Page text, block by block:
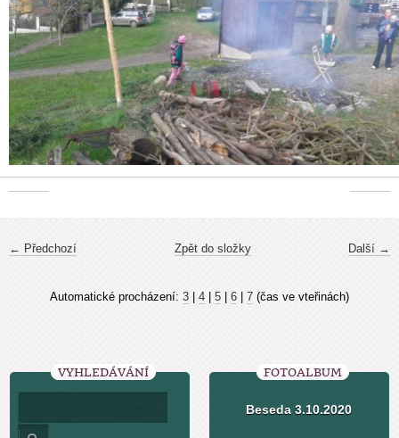
← Předchozí Další →
Zpět do složky
Automatické procházení: 3 4 5 6 7 (čas ve vteřinách)
VYHLEDÁVÁNÍ FOTOALBUM
Beseda 3.10.2020